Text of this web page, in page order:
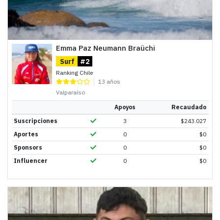
Emma Paz Neumann Braüchi
Surf #2
Ranking Chile
13 años
Valparaíso
Apoyos
Recaudado
Suscripciones
3 $243.027
Aportes
0 $0
Sponsors
0 $0
Influencer
0 $0